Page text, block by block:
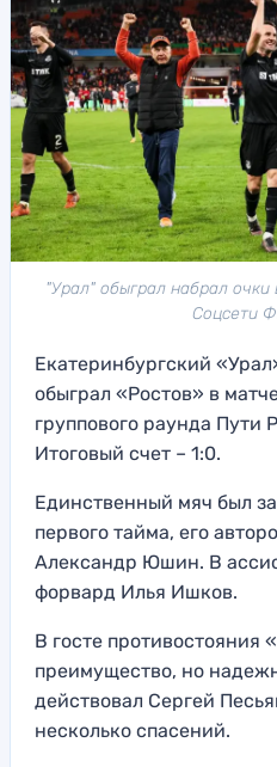
"Урал" обыграл набрал
Соцсети
Екатеринбургский
обыграл «Ростов» в
группового раунда Пути
Итоговый счет – 1:0.
Единственный мяч был
первого тайма, его
Александр Юшин. В
форвард Илья Ишков.
В госте противостояния
преимущество, но
действовал Сергей
несколько спасений.